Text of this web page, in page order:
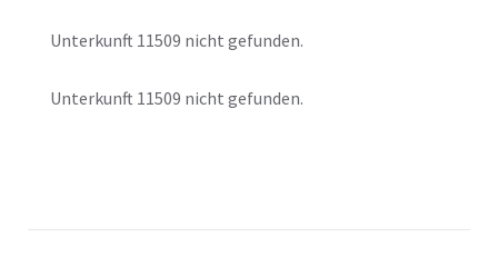
Unterkunft 11509 nicht gefunden.
Unterkunft 11509 nicht gefunden.